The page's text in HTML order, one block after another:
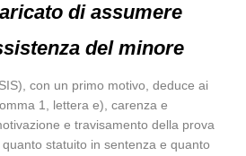
di assumere
del minore
con un primo motivo, deduce ai
1, lettera e), carenza e
e travisamento della prova
statuito in sentenza e quanto